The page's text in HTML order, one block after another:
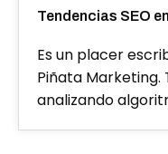
Tendencias SEO
Es un placer
Piñata Marketing.
analizando